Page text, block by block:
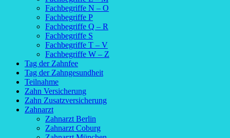
Fachbegriffe N – O
Fachbegriffe P
Fachbegriffe Q – R
Fachbegriffe S
Fachbegriffe T – V
Fachbegriffe W – Z
Tag der Zahnfee
Tag der Zahngesundheit
Teilnahme
Zahn Versicherung
Zahn Zusatzversicherung
Zahnarzt
Zahnarzt Berlin
Zahnarzt Coburg